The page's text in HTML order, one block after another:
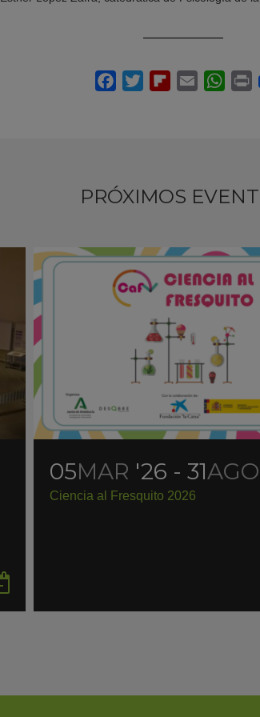
PRÓXIMOS
en
05MAR '26 - 31AGO
Ciencia al Fresquito 2026